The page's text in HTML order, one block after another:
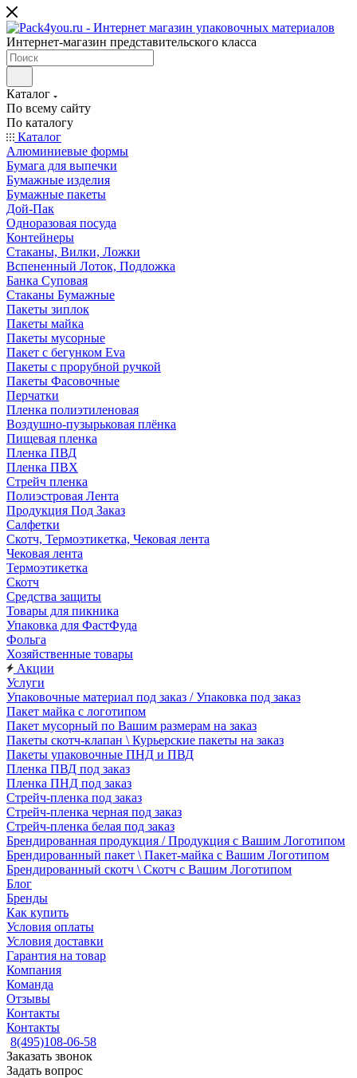
Интернет-магазин представительского класса
Каталог
По всему сайту
По каталогу
Каталог
Алюминиевые формы
Бумага для выпечки
Бумажные изделия
Бумажные пакеты
Дой-Пак
Одноразовая посуда
Контейнеры
Стаканы, Вилки, Ложки
Вспененный Лоток, Подложка
Банка Суповая
Стаканы Бумажные
Пакеты зиплок
Пакеты майка
Пакеты мусорные
Пакет с бегунком Eva
Пакеты с прорубной ручкой
Пакеты Фасовочные
Перчатки
Пленка полиэтиленовая
Воздушно-пузырьковая плёнка
Пищевая пленка
Пленка ПВД
Пленка ПВХ
Стрейч пленка
Полиэстровая Лента
Продукция Под Заказ
Салфетки
Скотч, Термоэтикетка, Чековая лента
Чековая лента
Термоэтикетка
Скотч
Средства защиты
Товары для пикника
Упаковка для ФастФуда
Фольга
Хозяйственные товары
Акции
Услуги
Упаковочные материал под заказ / Упаковка под заказ
Пакет майка с логотипом
Пакет мусорный по Вашим размерам на заказ
Пакеты скотч-клапан \ Курьерские пакеты на заказ
Пакеты упаковочные ПНД и ПВД
Пленка ПВД под заказ
Пленка ПНД под заказ
Стрейч-пленка под заказ
Стрейч-пленка черная под заказ
Стрейч-пленка белая под заказ
Брендированная продукция / Продукция с Вашим Логотипом
Брендированный пакет \ Пакет-майка с Вашим Логотипом
Брендированный скотч \ Скотч с Вашим Логотипом
Блог
Бренды
Как купить
Условия оплаты
Условия доставки
Гарантия на товар
Компания
Команда
Отзывы
Контакты
Контакты
8(495)108-06-58
Заказать звонок
Задать вопрос